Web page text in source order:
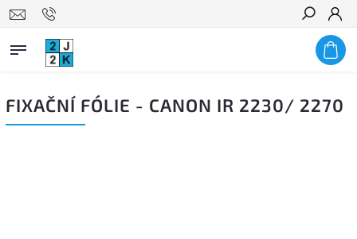
Hledat
FIXAČNÍ FÓLIE - CANON IR 2230/ 2270